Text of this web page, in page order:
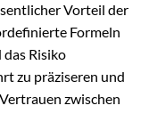
Vorteil der
Formeln
Risiko
zu präziseren und
zwischen